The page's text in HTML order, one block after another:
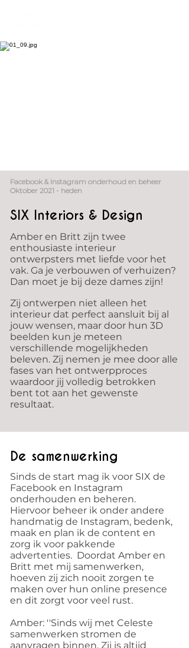
Facebook & Instagram onderhoud en beheer
Oktober 2021 - heden
SIX Interiors & Design
Amber en Britt zijn twee
enthousiaste interieur
ontwerpsters met liefde voor het
vak. Ga je verbouwen of verhuizen?
Dan moet je bij deze dames zijn!
Zij ontwerpen niet alleen het
interieur dat perfect aansluit bij al
jouw wensen, maar door hun 3D
beelden kun je meteen
verschillende mogelijkheden
beleven. Zij nemen je mee door alle
fases van het ontwerpproces
waardoor jij volledig betrokken
bent tot aan het gewenste
resultaat.
De samenwerking
Sinds de start mag ik voor SIX de
Facebook en Instagram
onderhouden en beheren.
Hiervoor beheer ik onder andere
handmatig de Instagram, bedenk,
maak en plan ik de content en
zorg ik voor pakkende
advertenties. Doordat Amber en
Britt met mij samenwerken,
hoeven zij zich nooit zorgen te
maken over hun online presence
en dit zorgt voor veel rust.
Amber: ''Sinds wij met Celeste
samenwerken stromen de
aanvragen binnen. Zij is altijd